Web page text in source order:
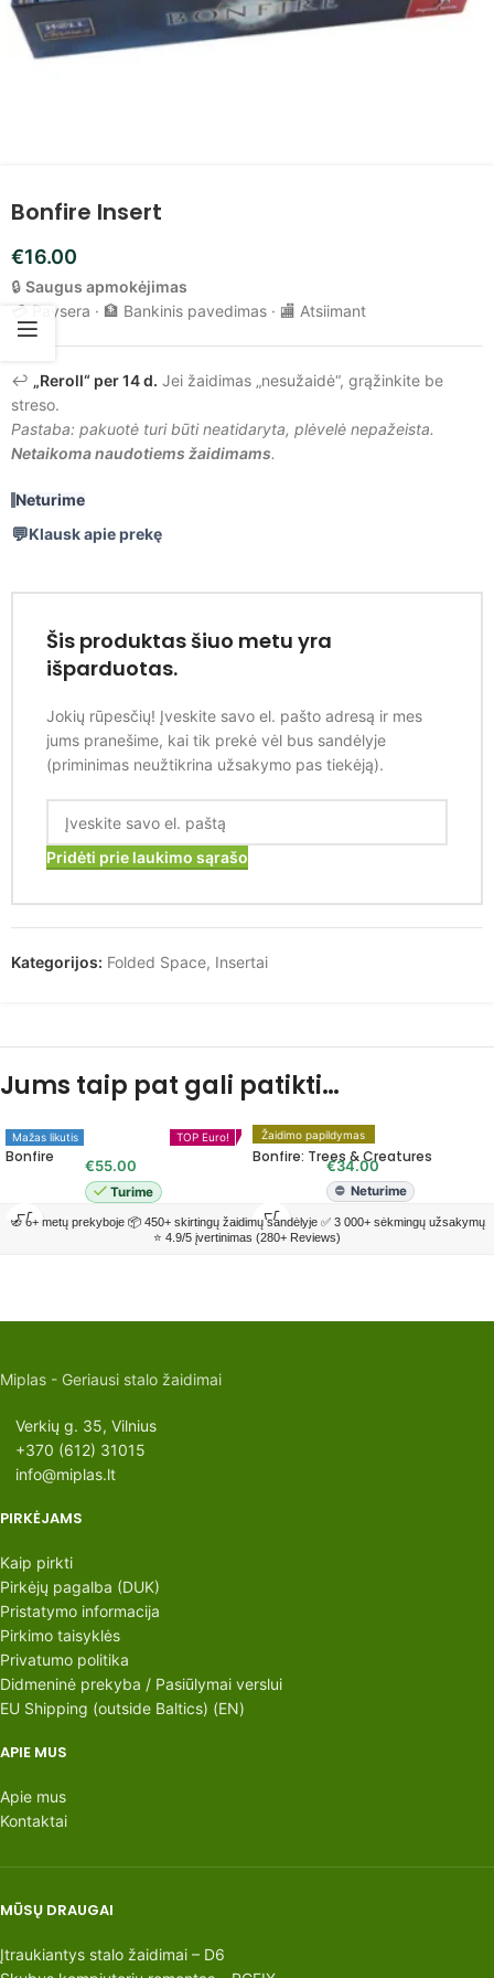
Bonfire Insert
€16.00
🔒 Saugus apmokėjimas
💳 Paysera · 🏦 Bankinis pavedimas · 🏬 Atsiimant
↩️ „Reroll“ per 14 d. Jei žaidimas „nesužaidė“, grąžinkite be
streso.
Pastaba: pakuotė turi būti neatidaryta, plėvelė nepažeista.
Netaikoma naudotiems žaidimams.
Neturime
Klausk apie prekę
Šis produktas šiuo metu yra
išparduotas.
Jokių rūpesčių! Įveskite savo el. pašto adresą ir mes
jums pranešime, kai tik prekė vėl bus sandėlyje
(priminimas neužtikrina užsakymo pas tiekėją).
Pridėti prie laukimo sąrašo
Kategorijos: Folded Space, Insertai
Jums taip pat gali patikti…
TOP Euro!
Mažas likutis
Bonfire €55.00
Turime
Žaidimo papildymas
Bonfire: Trees & Creatures
€34.00
Neturime
🧭 6+ metų prekyboje 📦 450+ skirtingų žaidimų sandėlyje ✅ 3 000+ sėkmingų užsakymų
⭐ 4.9/5 įvertinimas (280+ Reviews)
Miplas - Geriausi stalo žaidimai
Verkių g. 35, Vilnius
+370 (612) 31015
info@miplas.lt
PIRKĖJAMS
Kaip pirkti
Pirkėjų pagalba (DUK)
Pristatymo informacija
Pirkimo taisyklės
Privatumo politika
Didmeninė prekyba / Pasiūlymai verslui
EU Shipping (outside Baltics) (EN)
APIE MUS
Apie mus
Kontaktai
MŪSŲ DRAUGAI
Įtraukiantys stalo žaidimai – D6